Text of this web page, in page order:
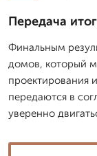
Передача
Финальным
домов, который
проектирования
передаются в
уверенно